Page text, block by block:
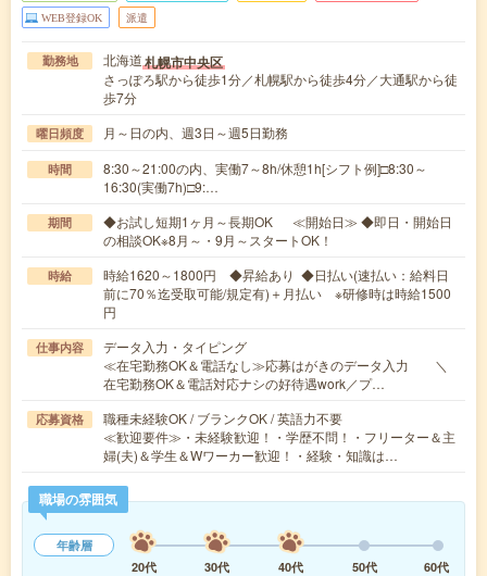
WEB登録OK 派遣
勤務地 北海道札幌市中央区
さっぽろ駅から徒歩1分／札幌駅から徒歩4分／大通駅から徒
歩7分
曜日頻度 月～日の内、週3日～週5日勤務
時間
8:30～21:00の内、実働7～8h/休憩1h[シフト例]□8:30～
16:30(実働7h)□9:…
期間
◆お試し短期1ヶ月～長期OK ≪開始日≫ ◆即日・開始日
の相談OK※8月～・9月～スタートOK！
時給
時給1620～1800円 ◆昇給あり ◆日払い(速払い：給料日
前に70％迄受取可能/規定有)＋月払い ※研修時は時給1500
円
仕事内容
データ入力・タイピング
≪在宅勤務OK＆電話なし≫応募はがきのデータ入力 ＼
在宅勤務OK＆電話対応ナシの好待遇work／プ…
応募資格
職種未経験OK / ブランクOK / 英語力不要
≪歓迎要件≫・未経験歓迎！・学歴不問！・フリーター＆主
婦(夫)＆学生＆Wワーカー歓迎！・経験・知識は…
職場の雰囲気
年齢層
20代
30代 40代 50代
60代